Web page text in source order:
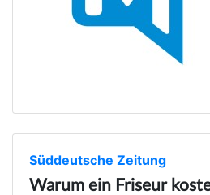
Süddeutsche Zeitung
Warum ein Friseur